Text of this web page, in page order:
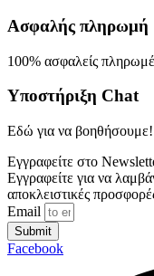
Ασφαλής πληρωμή
100% ασφαλείς
Υποστήριξη Chat
Εδώ για να βοηθήσουμε!
Εγγραφείτε στο
Εγγραφείτε για να
αποκλειστικές
Email
Submit
Facebook